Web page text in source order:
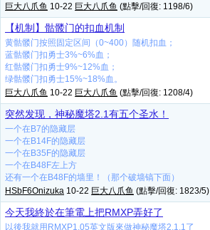
巨大八爪鱼 10-22 巨大八爪鱼 (點擊/回復: 1198/6)
【机制】骷髅门的扣血机制
黄骷髅门按照固定区间（0~400）随机扣血；
蓝骷髅门扣勇士3%~6%血；
红骷髅门扣勇士9%~12%血；
绿骷髅门扣勇士15%~18%血。
巨大八爪鱼 10-22 巨大八爪鱼 (點擊/回復: 1208/4)
突然发现，神秘魔塔2.1有五个圣水！
一个在B7的隐藏层
一个在B14F的隐藏层
一个在B35F的隐藏层
一个在B48F左上方
还有一个在B48F的墙里！（那个破墙镐下面）
HSbF6Onizuka 10-22 巨大八爪鱼 (點擊/回復: 1823/5)
今天我終於在筆電上把RMXP弄好了
以後我就用RMXP1.05英文版來做神秘魔塔2.1.1了